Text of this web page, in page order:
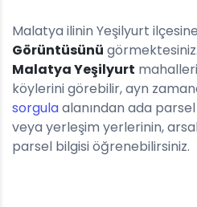
Malatya ilinin Yeşilyurt
Görüntüsünü
Malatya Yeşilyurt
köylerini görebilir, ayn
sorgulaalanından ada
veya yerleşim yerlerinin,
parsel bilgisi öğrenebilirsiniz.